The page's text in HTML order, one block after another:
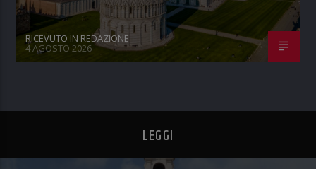
RICEVUTO IN REDAZIONE
4 AGOSTO 2026
LEGGI